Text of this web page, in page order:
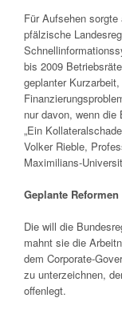
Für Aufsehen
pfälzische
bis 2009
geplanter
nur davon, wenn
„Ein
Volker Rieble,
Maximilians-
Geplante Reformen
Die will die
mahnt sie die
dem Corporate-
zu unterzeichnen,
offenlegt.